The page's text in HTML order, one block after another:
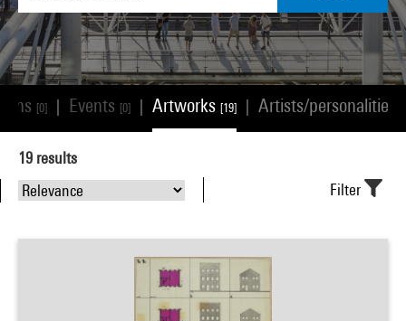
[0] Events [0] Artworks [19] Artists/personalities
19 results
Filter